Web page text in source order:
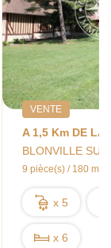
VENTE
BLONVILLE
9 pièce(s) / 180 m²
x 5
x 6